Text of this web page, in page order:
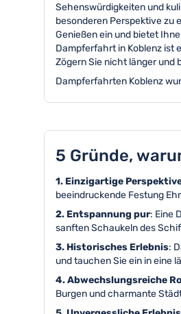
Sehenswürdigkeiten und
besonderen Perspektive zu
Genießen ein und bietet
Dampferfahrt in Koblenz ist
Zögern Sie nicht länger und
Dampferfahrten Koblenz
5 Gründe,
1. Einzigartige
beeindruckende Festung
2. Entspannung pur: Eine
sanften Schaukeln des
3. Historisches Erlebnis:
und tauchen Sie ein in eine
4. Abwechslungsreiche
Burgen und charmante